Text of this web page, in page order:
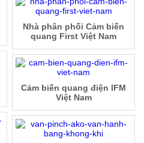
Nhà phân phối Cảm biến
quang First Việt Nam
Cảm biến quang điện IFM
Việt Nam